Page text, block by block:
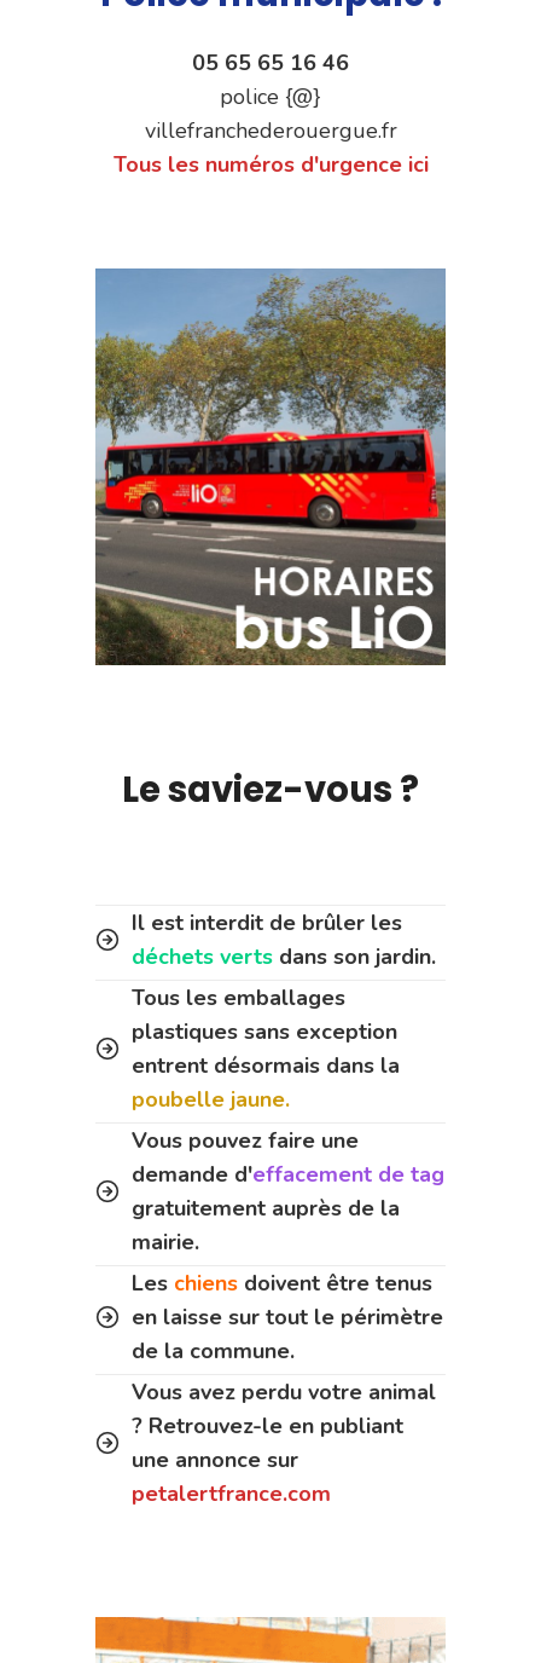
05 65 65 16 46
police {@}
villefranchederouergue.fr
Tous les numéros d'urgence ici
Le saviez-vous ?
Il est interdit de brûler les
déchets verts dans son jardin.
Tous les emballages
plastiques sans exception
entrent désormais dans la
poubelle jaune.
Vous pouvez faire une
demande d'effacement de tag
gratuitement auprès de la
mairie.
Les chiens doivent être tenus
en laisse sur tout le périmètre
de la commune.
Vous avez perdu votre animal
? Retrouvez-le en publiant
une annonce sur
petalertfrance.com